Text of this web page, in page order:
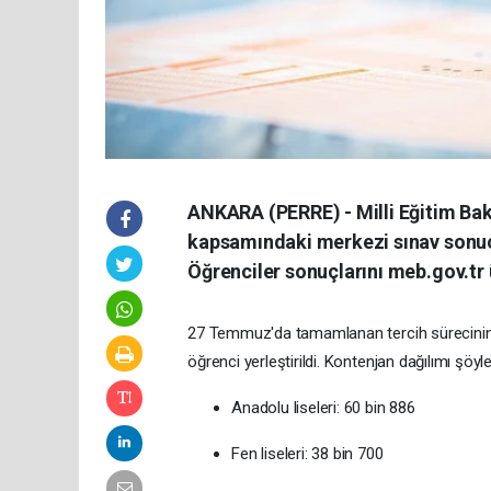
ANKARA (PERRE) - Milli Eğitim
kapsamındaki merkezi sınav
Öğrenciler sonuçlarını
27 Temmuz'da tamamlanan tercih
öğrenci yerleştirildi. Kontenjan dağılımı
Anadolu liseleri: 60 bin 886
Fen liseleri: 38 bin 700